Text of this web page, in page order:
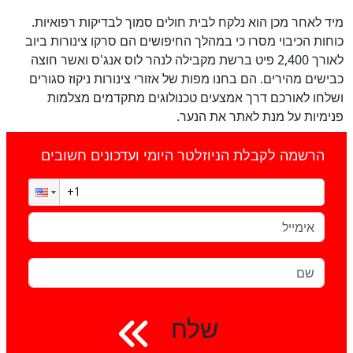
מיד לאחר מכן הוא נלקח לבית חולים סמוך לבדיקות רפואיות.
כוחות הכיבוי מסרו כי במהלך החיפושים הם סרקו צינורות ביוב
לאורך 2,400 פיט ברשת מקבילה לנהר לוס אנג'ס ואשר חוצה
כבישים מהירים. הם בחנו מפות של אזורי צינורות ניקוז סגורים
ושלחו לאורכם דרך אמצעים טכנולוגים מתקדמים מצלמות
פנימיות על מנת לאתר את הנער.
הרשמה לקבלת הניוזלטר היומי ועדכונים חשובים
שלח